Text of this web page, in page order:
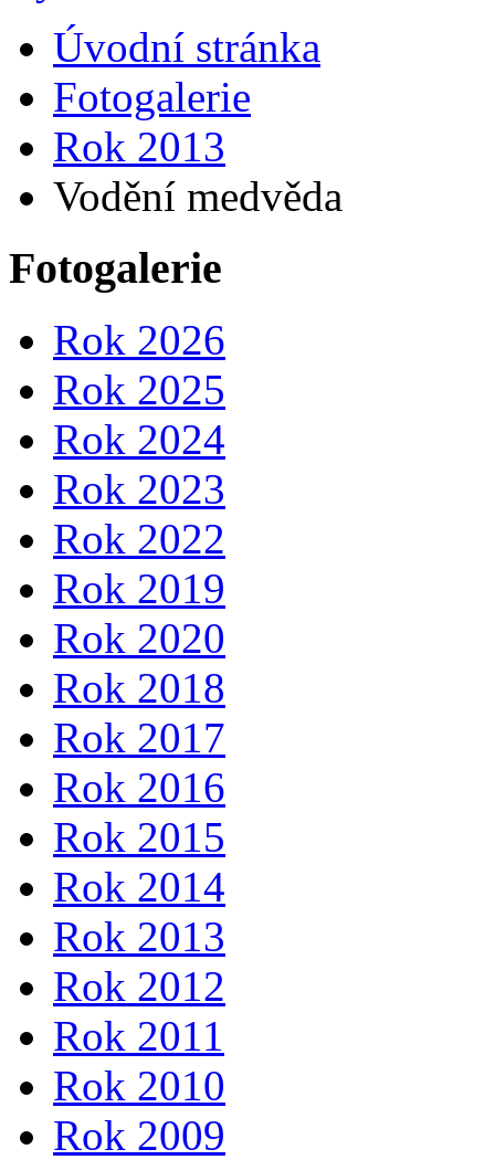
Úvodní stránka
Fotogalerie
Rok 2013
Vodění medvěda
Fotogalerie
Rok 2026
Rok 2025
Rok 2024
Rok 2023
Rok 2022
Rok 2019
Rok 2020
Rok 2018
Rok 2017
Rok 2016
Rok 2015
Rok 2014
Rok 2013
Rok 2012
Rok 2011
Rok 2010
Rok 2009